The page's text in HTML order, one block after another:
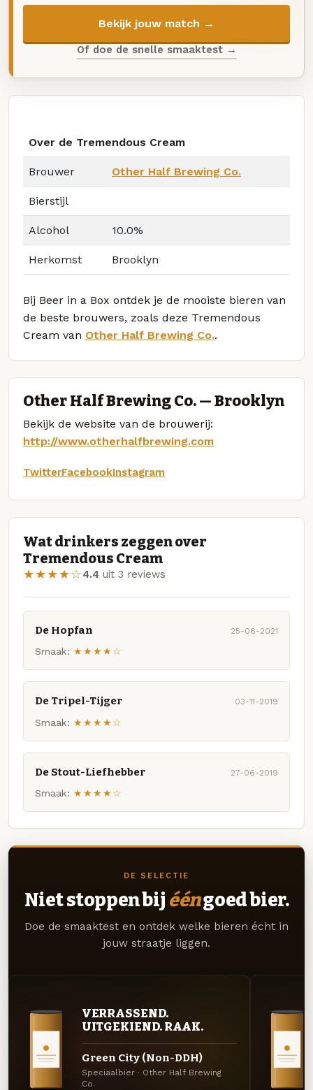
Bekijk jouw match →
Of doe de snelle smaaktest →
Over de Tremendous Cream
Brouwer Other Half Brewing Co.
Bierstijl
Alcohol 10.0%
Herkomst Brooklyn
Bij Beer in a Box ontdek je de mooiste bieren van
de beste brouwers, zoals deze Tremendous
Cream van Other Half Brewing Co..
Other Half Brewing Co. — Brooklyn
Bekijk de website van de brouwerij:
http://www.otherhalfbrewing.com
TwitterFacebookInstagram
Wat drinkers zeggen over
Tremendous Cream
★★★★☆4.4 uit 3 reviews
De Hopfan 25-06-2021
Smaak: ★★★★☆
De Tripel-Tijger 03-11-2019
Smaak: ★★★★☆
De Stout-Liefhebber 27-06-2019
Smaak: ★★★★☆
DE SELECTIE
Niet stoppen bij ééngoed bier.
Doe de smaaktest en ontdek welke bieren écht in
jouw straatje liggen.
VERRASSEND.
UITGEKIEND. RAAK.
Green City (Non-DDH)
Speciaalbier · Other Half Brewing
Co.